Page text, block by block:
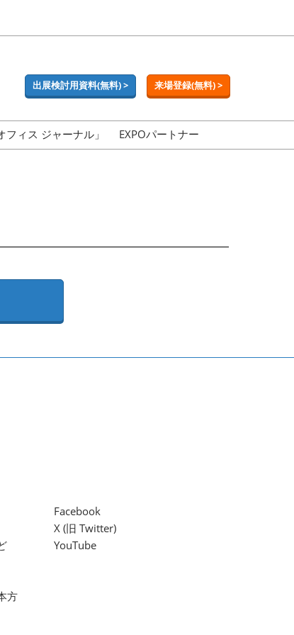
出展検討用資料(無料) > 来場登録(無料) >
ィス ジャーナル」 EXPOパートナー
方
Facebook
X (旧 Twitter)
YouTube